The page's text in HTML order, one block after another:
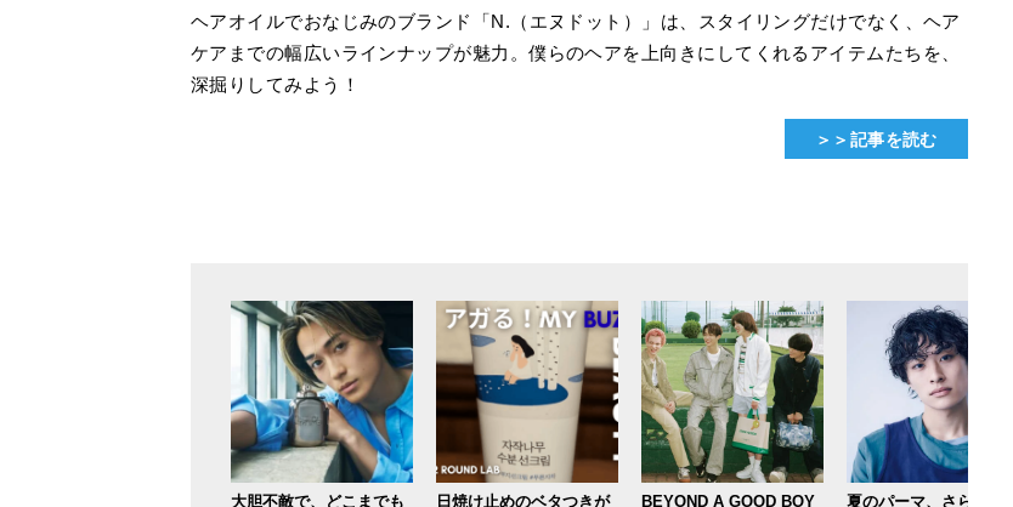
ヘアオイルでおなじみのブランド「N.（エヌドット）」は、スタイリングだけでなく、ヘア
ケアまでの幅広いラインナップが魅力。僕らのヘアを上向きにしてくれるアイテムたちを、
深掘りしてみよう！
＞＞記事を読む
大胆不敵で、どこまでも 日焼け止めのベタつきが BEYOND A GOOD BOY 夏のパーマ、さらにあか